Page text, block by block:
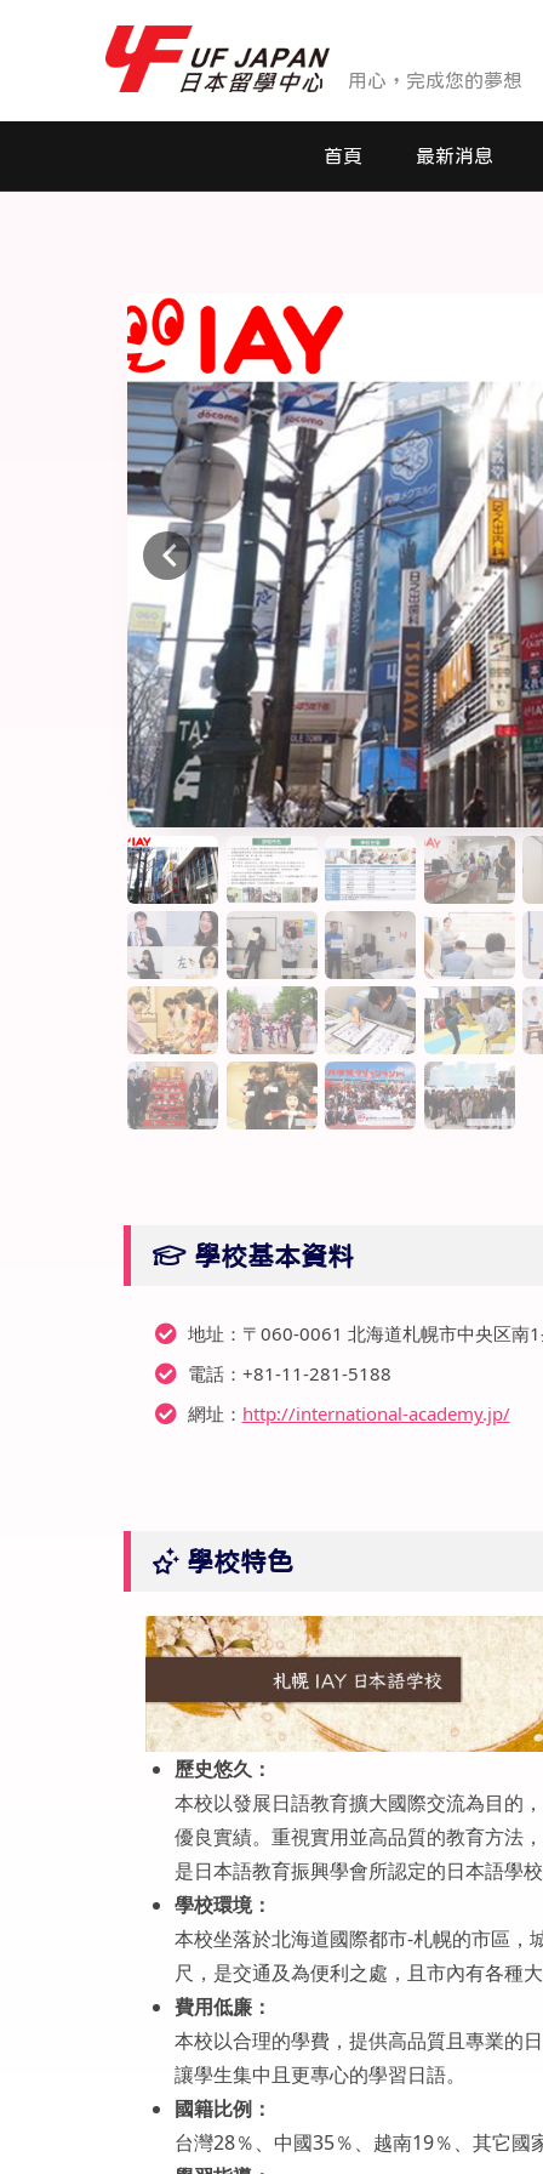
用心，完成您的夢想
首頁 最新消息
學校基本資料
地址：〒060-0061 北海道札幌市中央区南
電話：+81-11-281-5188
網址： http://international-academy.jp/
學校特色
歷史悠久：
本校以發展日語教育擴大國際交流為目的
優良實績。重視實用並高品質的教育方法
是日本語教育振興學會所認定的日本語學
學校環境：
本校坐落於北海道國際都市-札幌的市區，
尺，是交通及為便利之處，且市內有各種
費用低廉：
本校以合理的學費，提供高品質且專業的
讓學生集中且更專心的學習日語。
國籍比例：
台灣28％、中國35％、越南19％、其它國